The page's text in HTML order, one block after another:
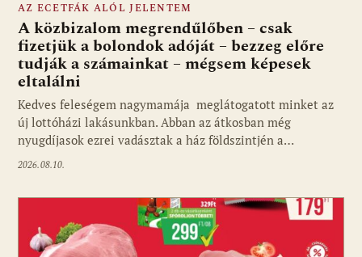
AZ ECETFÁK ALÓL JELENTEM
A közbizalom megrendűlőben – csak
fizetjük a bolondok adóját – bezzeg előre
tudják a számainkat – mégsem képesek
eltalálni
Kedves feleségem nagymamája meglátogatott minket az
új lottóházi lakásunkban. Abban az átkosban még
nyugdíjasok ezrei vadásztak a ház földszintjén a…
2026.08.10.